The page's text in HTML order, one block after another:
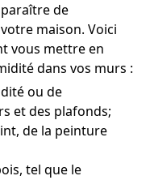
de
maison. Voici
vous mettre en
dans vos murs :
ou de
et des plafonds;
de la peinture
tel que le